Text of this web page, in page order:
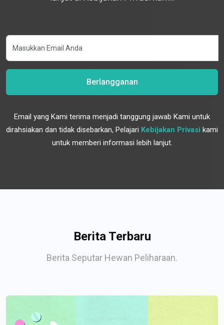
Berlangganan
Email yang Kami terima menjadi tanggung jawab Kami untuk
dirahsiakan dan tidak disebarkan, Pelajari Kebijakan Privasi kami
untuk memberi informasi lebih lanjut.
Berita Terbaru
Berita Seputar Hewan Peliharaan.